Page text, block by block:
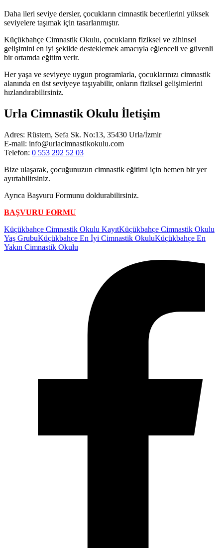
Daha ileri seviye dersler, çocukların cimnastik becerilerini yüksek
seviyelere taşımak için tasarlanmıştır.
Küçükbahçe Cimnastik Okulu, çocukların fiziksel ve zihinsel
gelişimini en iyi şekilde desteklemek amacıyla eğlenceli ve güvenli
bir ortamda eğitim verir.
Her yaşa ve seviyeye uygun programlarla, çocuklarınızı cimnastik
alanında en üst seviyeye taşıyabilir, onların fiziksel gelişimlerini
hızlandırabilirsiniz.
Urla Cimnastik Okulu İletişim
Adres: Rüstem, Sefa Sk. No:13, 35430 Urla/İzmir
E-mail: info@urlacimnastikokulu.com
Telefon: 0 553 292 52 03
Bize ulaşarak, çocuğunuzun cimnastik eğitimi için hemen bir yer
ayırtabilirsiniz.
Ayrıca Başvuru Formunu doldurabilirsiniz.
BAŞVURU FORMU
Etiketler:
Küçükbahçe Cimnastik Okulu KayıtKüçükbahçe Cimnastik Okulu
Yaş GrubuKüçükbahçe En İyi Cimnastik OkuluKüçükbahçe En
Yakın Cimnastik Okulu